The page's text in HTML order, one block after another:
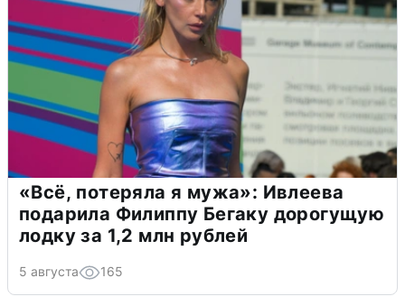
«Всё, потеряла я мужа»: Ивлеева
подарила Филиппу Бегаку дорогущую
лодку за 1,2 млн рублей
5 августа 165